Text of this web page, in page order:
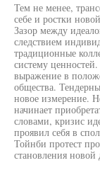
Тем не менее,
себе и ростки
Зазор между
следствием
традиционные
систему
выражение в
общества.
новое измерение.
начинает
словами, кризис
проявил себя в
Тойнби протест
становления